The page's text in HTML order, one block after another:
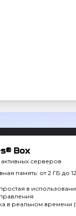
Box
активных серверов
память: от 2 ГБ до
в
в реальном времени